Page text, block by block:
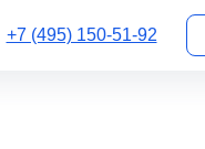
+7 (495) 150-51-92